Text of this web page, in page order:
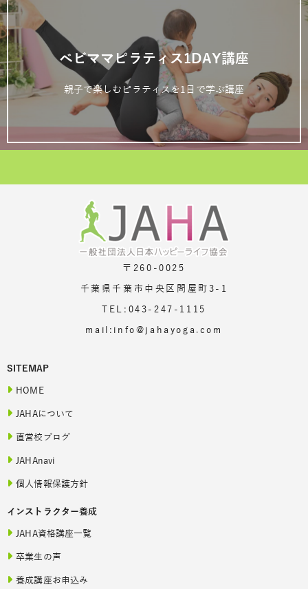
ベビママピラティス1DAY講座
親子で楽しむピラティスを1日で学ぶ講座
〒260-0025
千葉県千葉市中央区問屋町3-1
TEL:043-247-1115
mail:info@jahayoga.com
SITEMAP
HOME
JAHAについて
直営校ブログ
JAHAnavi
個人情報保護方針
インストラクター養成
JAHA資格講座一覧
卒業生の声
養成講座お申込み